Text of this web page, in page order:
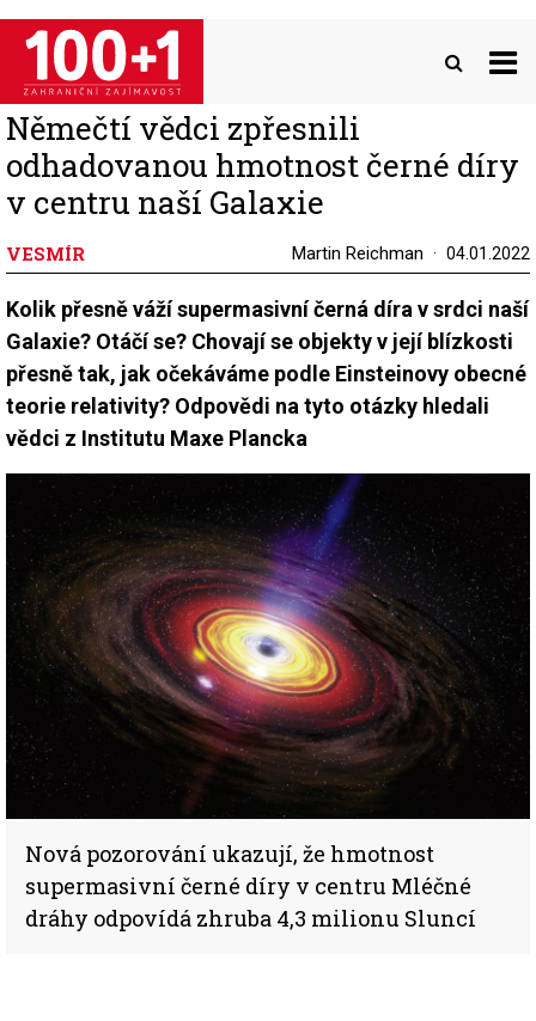
Přejít
hlavnímu
obsahu
Němečtí vědci zpřesnili
odhadovanou hmotnost černé díry
v centru naší Galaxie
VESMÍR Martin Reichman 04.01.2022
Kolik přesně váží supermasivní černá díra v srdci naší
Galaxie? Otáčí se? Chovají se objekty v její blízkosti
přesně tak, jak očekáváme podle Einsteinovy obecné
teorie relativity? Odpovědi na tyto otázky hledali
vědci z Institutu Maxe Plancka
Nová pozorování ukazují, že hmotnost
supermasivní černé díry v centru Mléčné
dráhy odpovídá zhruba 4,3 milionu Sluncí